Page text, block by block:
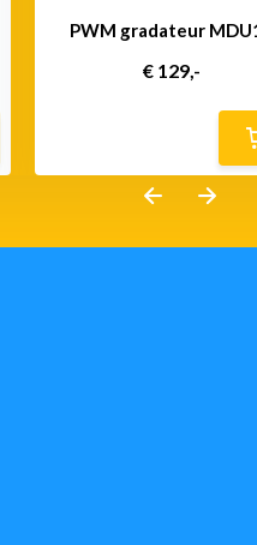
PWM gradateur
€ 129,-